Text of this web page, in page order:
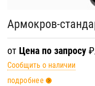
Армокров-
от Цена по запросу
Сообщить о наличии
подробнее